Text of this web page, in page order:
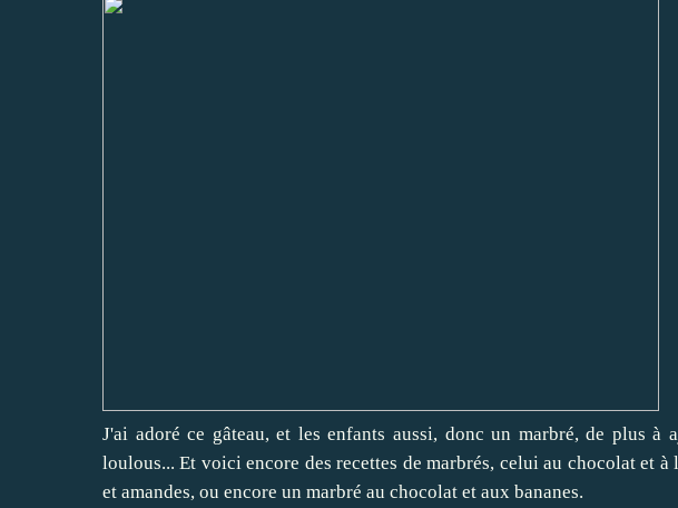
J'ai adoré ce gâteau, et les enfants aussi, donc un marbré, de plus à
loulous... Et voici encore des recettes de marbrés, celui au chocolat et à
et amandes, ou encore un marbré au chocolat et aux bananes.